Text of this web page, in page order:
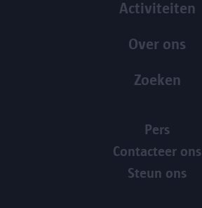
Activiteiten
Over ons
Zoeken
Pers
Contacteer ons
Steun ons